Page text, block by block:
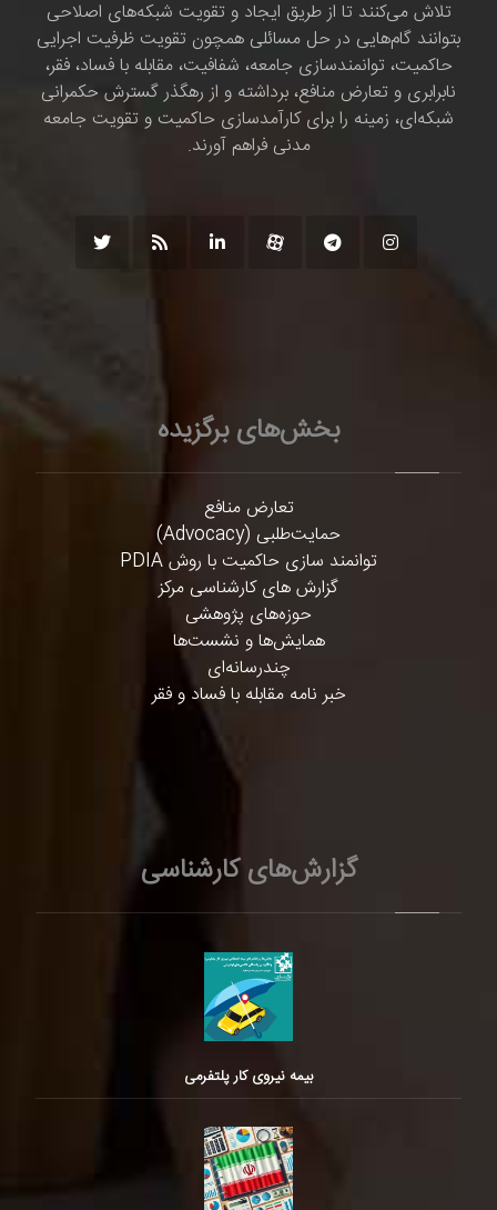
تلاش می‌کنند تا از طریق ایجاد و تقویت شبکه‌های اصلاحی
بتوانند گام‌هایی در حل مسائلی همچون تقویت ظرفیت اجرایی
حاکمیت، توانمندسازی جامعه، شفافیت، مقابله با فساد، فقر،
نابرابری و تعارض منافع، برداشته و از رهگذر گسترش حکمرانی
شبکه‌ای، زمینه را برای کارآمدسازی حاکمیت و تقویت جامعه
مدنی فراهم آورند.
بخش‌های برگزیده
تعارض منافع
حمایت‌طلبی (Advocacy)
توانمند سازی حاکمیت با روش PDIA
گزارش های کارشناسی مرکز
حوزه‌های پژوهشی
همایش‌ها و نشست‌ها
چندرسانه‌ای
خبر نامه مقابله با فساد و فقر
گزارش‌های کارشناسی
بیمه نیروی کار پلتفرمی